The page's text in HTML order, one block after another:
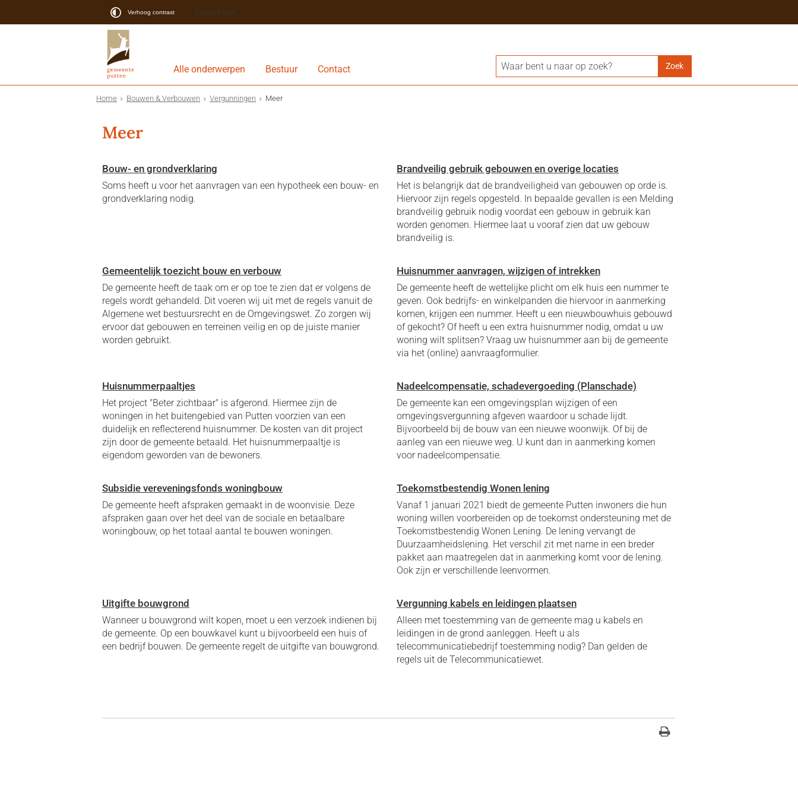
Verhoog contrast Lees voor
Alle onderwerpen Bestuur Contact
Home Bouwen & Verbouwen Vergunningen Meer
Meer
Bouw- en grondverklaring
Soms heeft u voor het aanvragen van een hypotheek een bouw- en
grondverklaring nodig.
Brandveilig gebruik gebouwen en overige locaties
Het is belangrijk dat de brandveiligheid van gebouwen op orde is.
Hiervoor zijn regels opgesteld. In bepaalde gevallen is een Melding
brandveilig gebruik nodig voordat een gebouw in gebruik kan
worden genomen. Hiermee laat u vooraf zien dat uw gebouw
brandveilig is.
Gemeentelijk toezicht bouw en verbouw
De gemeente heeft de taak om er op toe te zien dat er volgens de
regels wordt gehandeld. Dit voeren wij uit met de regels vanuit de
Algemene wet bestuursrecht en de Omgevingswet. Zo zorgen wij
ervoor dat gebouwen en terreinen veilig en op de juiste manier
worden gebruikt.
Huisnummer aanvragen, wijzigen of intrekken
De gemeente heeft de wettelijke plicht om elk huis een nummer te
geven. Ook bedrijfs- en winkelpanden die hiervoor in aanmerking
komen, krijgen een nummer. Heeft u een nieuwbouwhuis gebouwd
of gekocht? Of heeft u een extra huisnummer nodig, omdat u uw
woning wilt splitsen? Vraag uw huisnummer aan bij de gemeente
via het (online) aanvraagformulier.
Huisnummerpaaltjes
Het project "Beter zichtbaar" is afgerond. Hiermee zijn de
woningen in het buitengebied van Putten voorzien van een
duidelijk en reflecterend huisnummer. De kosten van dit project
zijn door de gemeente betaald. Het huisnummerpaaltje is
eigendom geworden van de bewoners.
Nadeelcompensatie, schadevergoeding (Planschade)
De gemeente kan een omgevingsplan wijzigen of een
omgevingsvergunning afgeven waardoor u schade lijdt.
Bijvoorbeeld bij de bouw van een nieuwe woonwijk. Of bij de
aanleg van een nieuwe weg. U kunt dan in aanmerking komen
voor nadeelcompensatie.
Subsidie vereveningsfonds woningbouw
De gemeente heeft afspraken gemaakt in de woonvisie. Deze
afspraken gaan over het deel van de sociale en betaalbare
woningbouw, op het totaal aantal te bouwen woningen.
Toekomstbestendig Wonen lening
Vanaf 1 januari 2021 biedt de gemeente Putten inwoners die hun
woning willen voorbereiden op de toekomst ondersteuning met de
Toekomstbestendig Wonen Lening. De lening vervangt de
Duurzaamheidslening. Het verschil zit met name in een breder
pakket aan maatregelen dat in aanmerking komt voor de lening.
Ook zijn er verschillende leenvormen.
Uitgifte bouwgrond
Wanneer u bouwgrond wilt kopen, moet u een verzoek indienen bij
de gemeente. Op een bouwkavel kunt u bijvoorbeeld een huis of
een bedrijf bouwen. De gemeente regelt de uitgifte van bouwgrond.
Vergunning kabels en leidingen plaatsen
Alleen met toestemming van de gemeente mag u kabels en
leidingen in de grond aanleggen. Heeft u als
telecommunicatiebedrijf toestemming nodig? Dan gelden de
regels uit de Telecommunicatiewet.